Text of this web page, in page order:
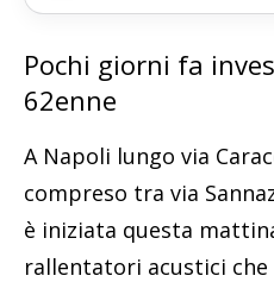
Pochi giorni fa
62enne
A Napoli lungo via
compreso tra via
è iniziata questa
rallentatori acustici